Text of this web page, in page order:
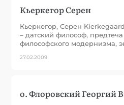
Кьеркегор Серен
Кьеркегор, Серен
– датский философ,
философского модернизма,
27.02.2009
о. Флоровский Георгий